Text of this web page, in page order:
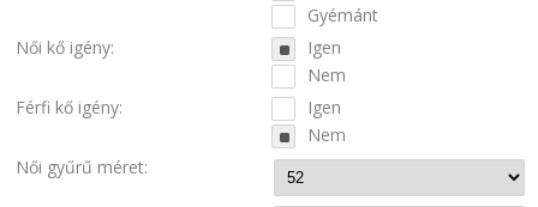
Gyémánt
Női kő igény:
Igen
Nem
Férfi kő igény:
Igen
Nem
Női gyűrű méret: